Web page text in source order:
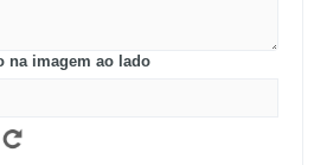
na imagem ao lado